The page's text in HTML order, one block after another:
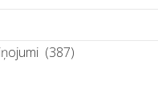
(387)